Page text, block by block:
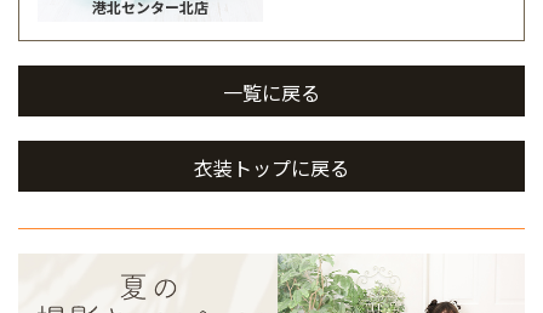
港北センター北店
一覧に戻る
衣装トップに戻る